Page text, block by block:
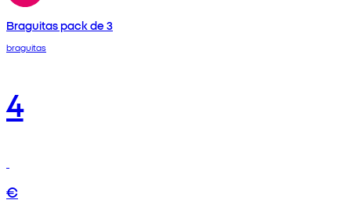
Braguitas pack de 3
braguitas
4
€